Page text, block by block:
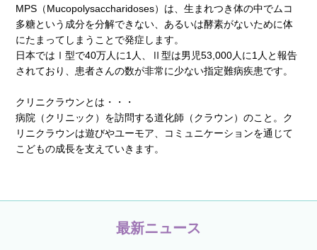
MPS（Mucopolysaccharidoses）は、生まれつき体の中でムコ
多糖という成分を分解できない、あるいは酵素がないために体
にたまってしまうことで発症します。
日本ではⅠ型で40万人に1人、Ⅱ型は男児53,000人に1人と報告
されており、患者さんの数が非常に少ない指定難病疾患です。
クリニクラウンとは・・・
病院（クリニック）を訪問する道化師（クラウン）のこと。ク
リニクラウンは遊びやユーモア、コミュニケーションを通じて
こどもの成長を支えていきます。
最新ニュース